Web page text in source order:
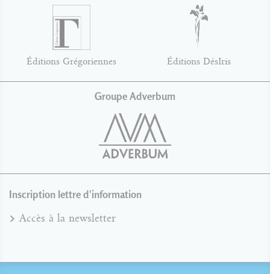
Éditions Grégoriennes Éditions DésIris
Groupe Adverbum
Inscription lettre d'information
Accès à la newsletter